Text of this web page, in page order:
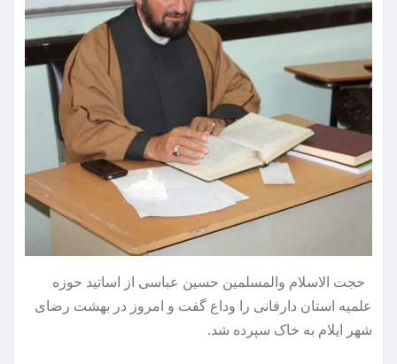
حجت الاسلام والمسلمین حسین عباسی از اساتید حوزه
علمیه استان دارفانی را وداع گفت و امروز در بهشت رضای
شهر ایلام به خاک سپرده شد.